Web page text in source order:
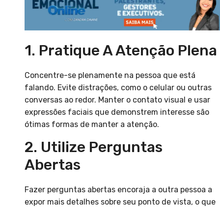
1. Pratique A Atenção Plena
Concentre-se plenamente na pessoa que está
falando. Evite distrações, como o celular ou outras
conversas ao redor. Manter o contato visual e usar
expressões faciais que demonstrem interesse são
ótimas formas de manter a atenção.
2. Utilize Perguntas
Abertas
Fazer perguntas abertas encoraja a outra pessoa a
expor mais detalhes sobre seu ponto de vista, o que